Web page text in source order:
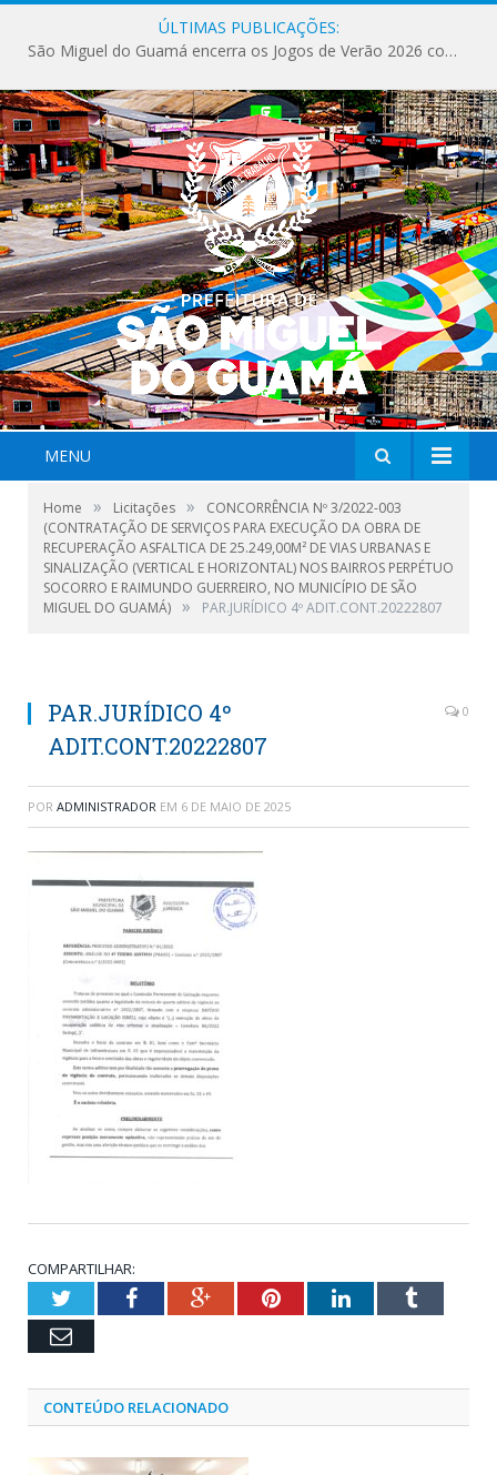
ÚLTIMAS PUBLICAÇÕES:
São Miguel do Guamá encerra os Jogos de Verão 2026 com sucesso de público e competições.
MENU
Home » Licitações »
CONCORRÊNCIA Nº 3/2022-003
(CONTRATAÇÃO DE SERVIÇOS PARA EXECUÇÃO DA OBRA DE
RECUPERAÇÃO ASFALTICA DE 25.249,00M² DE VIAS URBANAS E
SINALIZAÇÃO (VERTICAL E HORIZONTAL) NOS BAIRROS PERPÉTUO
SOCORRO E RAIMUNDO GUERREIRO, NO MUNICÍPIO DE SÃO
MIGUEL DO GUAMÁ) » PAR.JURÍDICO 4º ADIT.CONT.20222807
PAR.JURÍDICO 4º
ADIT.CONT.20222807
0
POR ADMINISTRADOR EM 6 DE MAIO DE 2025
COMPARTILHAR:
TwitterFacebookGoogle+PinterestLinkedInTumblr
Email
CONTEÚDO RELACIONADO